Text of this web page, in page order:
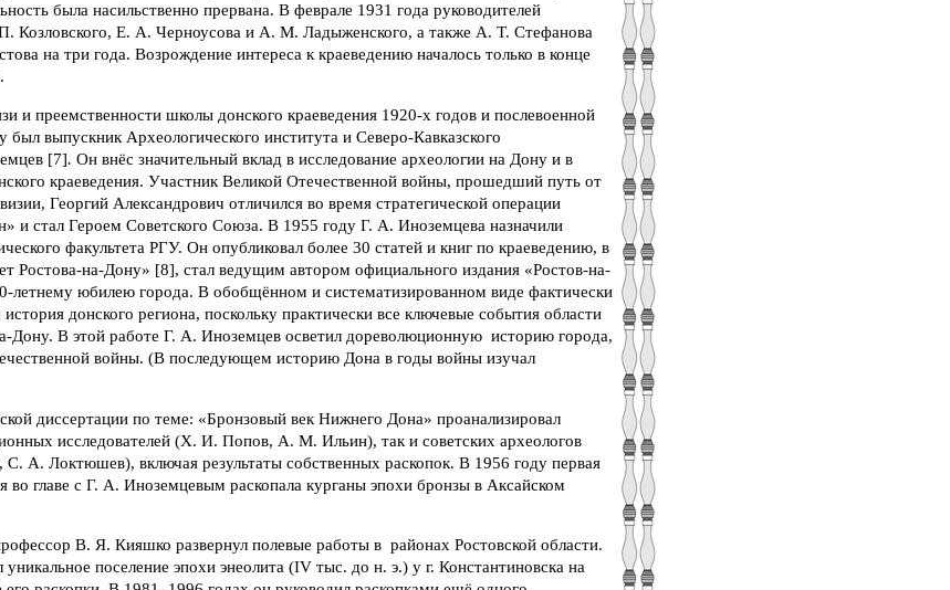
была насильственно прервана. В феврале 1931 года руководителей
Козловского, Е. А. Черноусова и А. М. Ладыженского, а также А. Т. Стефанова
на три года. Возрождение интереса к краеведению началось только в конце
и преемственности школы донского краеведения 1920-х годов и послевоенной
был выпускник Археологического института и Северо-Кавказского
[7]. Он внёс значительный вклад в исследование археологии на Дону и в
краеведения. Участник Великой Отечественной войны, прошедший путь от
Георгий Александрович отличился во время стратегической операции
и стал Героем Советского Союза. В 1955 году Г. А. Иноземцева назначили
факультета РГУ. Он опубликовал более 30 статей и книг по краеведению, в
Ростова-на-Дону» [8], стал ведущим автором официального издания «Ростов-на-
юбилею города. В обобщённом и систематизированном виде фактически
донского региона, поскольку практически все ключевые события области
Дону. В этой работе Г. А. Иноземцев осветил дореволюционную историю города,
войны. (В последующем историю Дона в годы войны изучал
диссертации по теме: «Бронзовый век Нижнего Дона» проанализировал
исследователей (Х. И. Попов, А. М. Ильин), так и советских археологов
А. Локтюшев), включая результаты собственных раскопок. В 1956 году первая
во главе с Г. А. Иноземцевым раскопала курганы эпохи бронзы в Аксайском
В. Я. Кияшко развернул полевые работы в районах Ростовской области.
поселение эпохи энеолита (IV тыс. до н. э.) у г. Константиновска на